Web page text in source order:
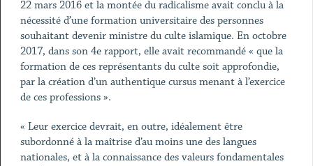
22 mars 2016 et la montée du radicalisme avait conclu à la
nécessité d’une formation universitaire des personnes
souhaitant devenir ministre du culte islamique. En octobre
2017, dans son 4e rapport, elle avait recommandé « que la
formation de ces représentants du culte soit approfondie,
par la création d’un authentique cursus menant à l’exercice
de ces professions ».
« Leur exercice devrait, en outre, idéalement être
subordonné à la maîtrise d’au moins une des langues
nationales, et à la connaissance des valeurs fondamentales